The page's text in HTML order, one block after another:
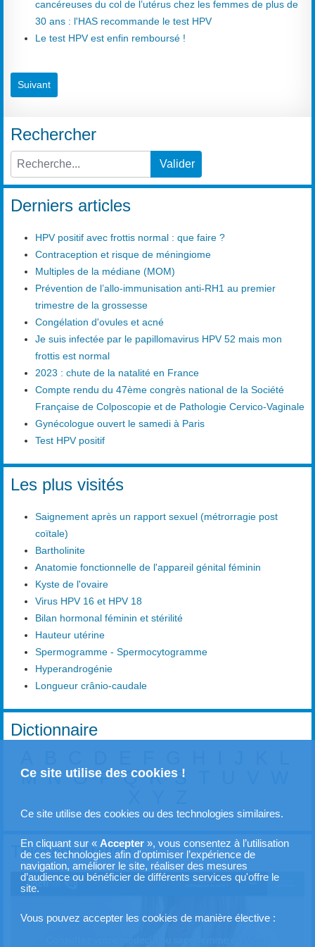
Ce site utilise des cookies !
Ce site utilise des cookies ou des technologies similaires.
En cliquant sur « Accepter», vous consentez à l’utilisation
de ces technologies afin d'optimiser l’expérience de
navigation, améliorer le site, réaliser des mesures
d’audience ou bénéficier de différents services qu'offre le
site.
Vous pouvez accepter les cookies de manière élective :
cancéreuses du col de l’utérus chez les femmes de plus de
30 ans : l'HAS recommande le test HPV
Le test HPV est enfin remboursé !
Article suivant : Mon test HPV à haut risque est positif, mon frottis
Suivant
Rechercher
Type 2 or more characters for results.
Valider
Derniers articles
HPV positif avec frottis normal : que faire ?
Contraception et risque de méningiome
Multiples de la médiane (MOM)
Prévention de l’allo-immunisation anti-RH1 au premier
trimestre de la grossesse
Congélation d'ovules et acné
Je suis infectée par le papillomavirus HPV 52 mais mon
frottis est normal
2023 : chute de la natalité en France
Compte rendu du 47ème congrès national de la Société
Française de Colposcopie et de Pathologie Cervico-Vaginale
Gynécologue ouvert le samedi à Paris
Test HPV positif
Les plus visités
Saignement après un rapport sexuel (métrorragie post
coïtale)
Bartholinite
Anatomie fonctionnelle de l'appareil génital féminin
Kyste de l'ovaire
Virus HPV 16 et HPV 18
Bilan hormonal féminin et stérilité
Hauteur utérine
Spermogramme - Spermocytogramme
Hyperandrogénie
Longueur crânio-caudale
Dictionnaire
M N O P Q R S
Téléconsultation